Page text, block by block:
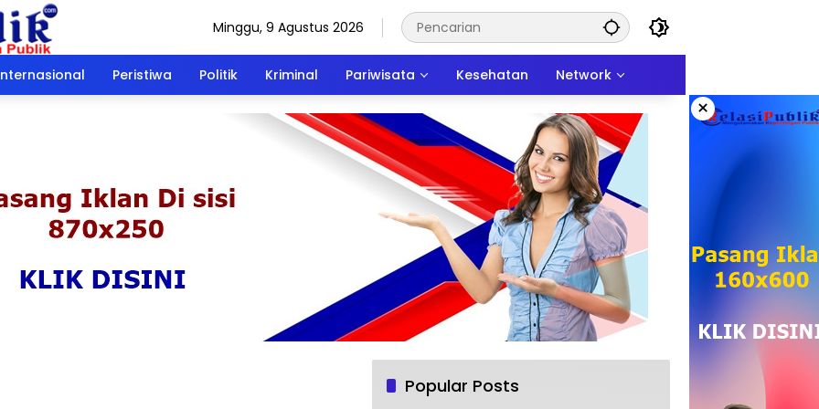
Minggu, 9 Agustus 2026
Peristiwa Politik Kriminal Pariwisata Kesehatan Network
×
Popular Posts